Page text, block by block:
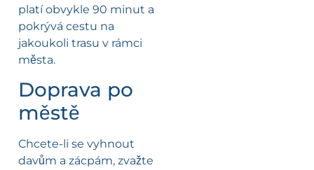
platí obvykle 90 minut a
pokrývá cestu na
jakoukoli trasu v rámci
města.
Doprava po
městě
Chcete-li se vyhnout
davům a zácpám, zvažte